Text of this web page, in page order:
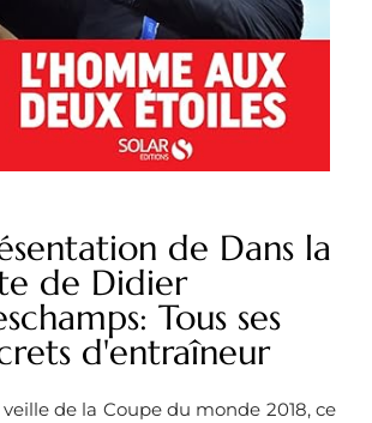
de Dans la
de Didier
Tous ses
d'entraîneur
de la Coupe du monde 2018, ce